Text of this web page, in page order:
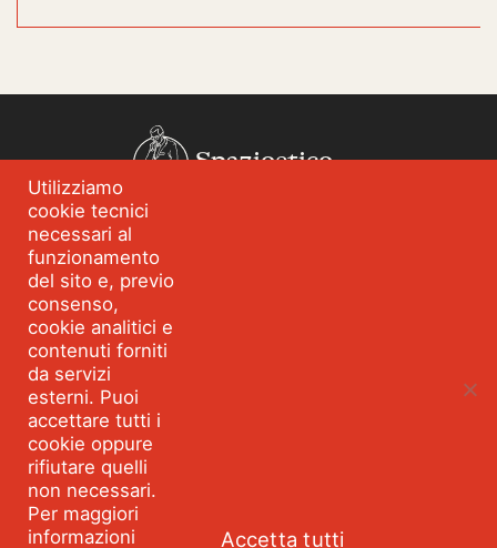
Spazioetico
Chi siamo
Blog
Servizi
Strumenti e percorsi
Parla con Spazioetico
Seguici: Facebook
©2026 SPAZIOETICO ASSOCIAZIONE PROFESSIONALE - Tutti
i diritti riservati Partita IVA 10495360967 VIA MONTEGANI 1
Utilizziamo
cookie tecnici
necessari al
funzionamento
del sito e, previo
consenso,
cookie analitici e
contenuti forniti
da servizi
esterni. Puoi
accettare tutti i
cookie oppure
rifiutare quelli
non necessari.
Per maggiori
informazioni
Accetta tutti